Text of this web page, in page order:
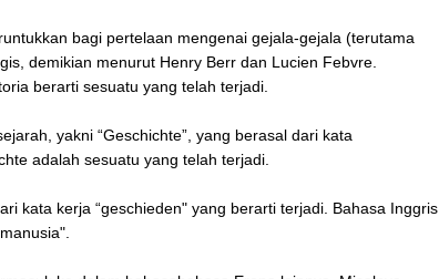
bagi pertelaan mengenai gejala-gejala (terutama
demikian menurut Henry Berr dan Lucien Febvre.
berarti sesuatu yang telah terjadi.
yakni “Geschichte”, yang berasal dari kata
adalah sesuatu yang telah terjadi.
kata kerja “geschieden" yang berarti terjadi. Bahasa Inggris